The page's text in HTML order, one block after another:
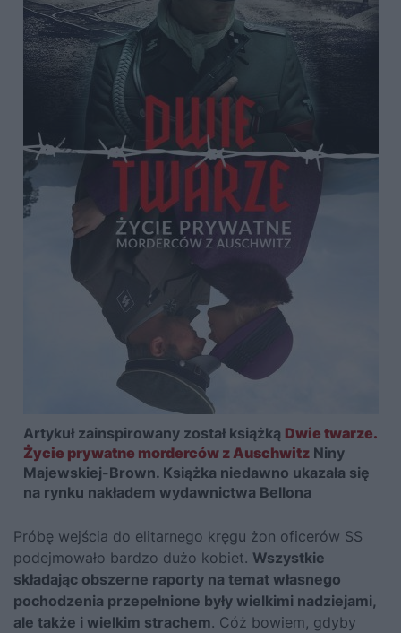
Artykuł zainspirowany został książką Dwie twarze.
Życie prywatne morderców z AuschwitzNiny
Majewskiej-Brown. Książka niedawno ukazała się
na rynku nakładem wydawnictwa Bellona
Próbę wejścia do elitarnego kręgu żon oficerów SS
podejmowało bardzo dużo kobiet. Wszystkie
składając obszerne raporty na temat własnego
pochodzenia przepełnione były wielkimi nadziejami,
ale także i wielkim strachem. Cóż bowiem, gdyby